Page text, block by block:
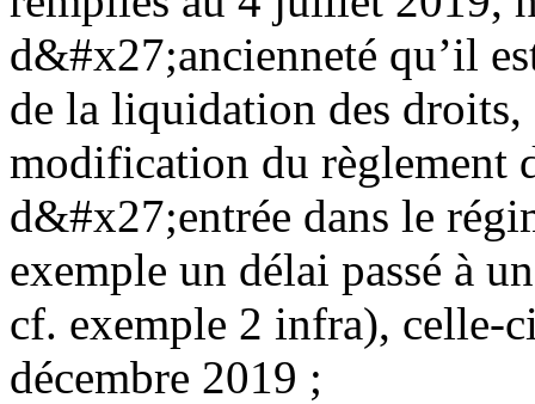
d&#x27;ancienneté qu’il
de la liquidation des
modification du règlement
d&#x27;entrée dans le
exemple un délai passé à
cf. exemple 2 infra), celle-
décembre 2019 ;